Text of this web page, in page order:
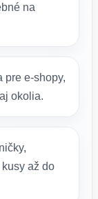
na
pre e-shopy,
okolia.
až do